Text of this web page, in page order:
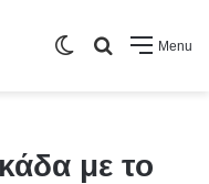
Menu
Search
Switch
με το